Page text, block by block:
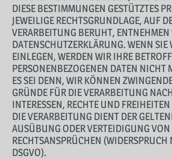
DIESE BESTIMMUNGEN GESTÜTZTES
JEWEILIGE RECHTSGRUNDLAGE, AUF
VERARBEITUNG BERUHT, ENTNEHMEN
DATENSCHUTZERKLÄRUNG. WENN SIE
EINLEGEN, WERDEN WIR IHRE
PERSONENBEZOGENEN DATEN NICHT
ES SEI DENN, WIR KÖNNEN
GRÜNDE FÜR DIE VERARBEITUNG
INTERESSEN, RECHTE UND
DIE VERARBEITUNG DIENT DER
AUSÜBUNG ODER VERTEIDIGUNG VON
RECHTSANSPRÜCHEN (WIDERSPRUCH
DSGVO).